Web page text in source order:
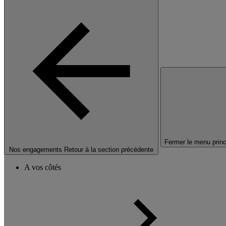
Nos engagements Retour à la section précédente
Fermer le menu
A vos côtés